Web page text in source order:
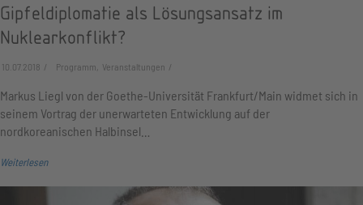
Gipfeldiplomatie als Lösungsansatz im
Nuklearkonflikt?
10.07.2018 Programm, Veranstaltungen
Markus Liegl von der Goethe-Universität Frankfurt/Main widmet sich in
seinem Vortrag der unerwarteten Entwicklung auf der
nordkoreanischen Halbinsel…
Weiterlesen